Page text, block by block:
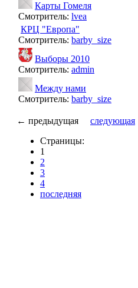
Карты Гомеля
Смотритель: lvea
КРЦ "Европа"
Смотритель: barby_size
Выборы 2010
Смотритель: admin
Между нами
Смотритель: barby_size
← предыдущая следующая
Страницы:
1
2
3
4
последняя